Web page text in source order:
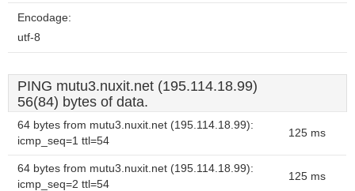
Encodage:
utf-8
PING mutu3.nuxit.net (195.114.18.99)
56(84) bytes of data.
64 bytes from mutu3.nuxit.net (195.114.18.99):
icmp_seq=1 ttl=54
125 ms
64 bytes from mutu3.nuxit.net (195.114.18.99):
icmp_seq=2 ttl=54
125 ms